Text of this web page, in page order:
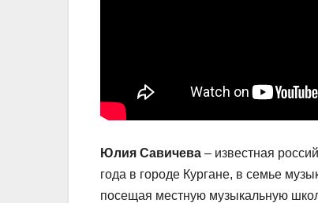
Юлия Савичева – известная
года в городе Кургане, в семье
посещая местную музыкальную